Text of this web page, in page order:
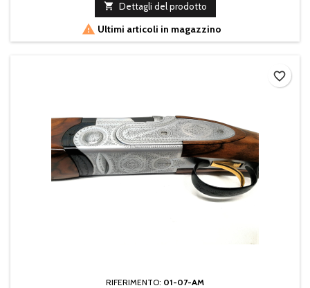
 Dettagli del prodotto
 Ultimi articoli in magazzino
RIFERIMENTO: 01-07-AM
favorite_border